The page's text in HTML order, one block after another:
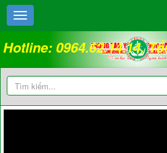
Hotline: 0964.62.14.14.
18008262